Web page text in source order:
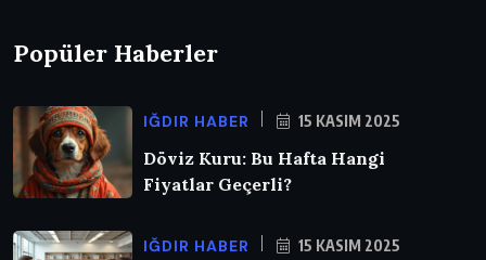
Popüler Haberler
IĞDIR HABER 15 KASIM 2025
Döviz Kuru: Bu Hafta Hangi
Fiyatlar Geçerli?
IĞDIR HABER 15 KASIM 2025